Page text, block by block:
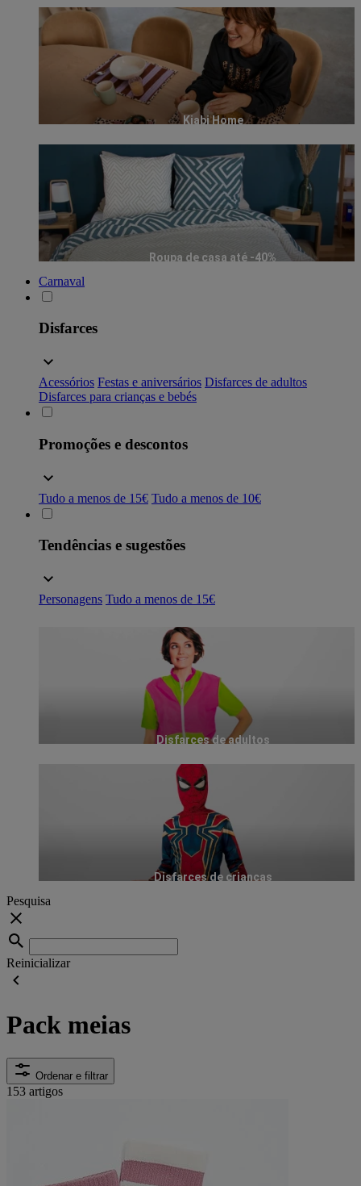
Kiabi Home
Roupa de casa até -40%
Carnaval
Disfarces
Acessórios Festas e aniversários Disfarces de adultos
Disfarces para crianças e bebés
Promoções e descontos
Tudo a menos de 15€ Tudo a menos de 10€
Tendências e sugestões
Personagens Tudo a menos de 15€
Disfarces de adultos
Disfarces de crianças
Pesquisa
Reinicializar
Pack meias
Ordenar e filtrar
153 artigos